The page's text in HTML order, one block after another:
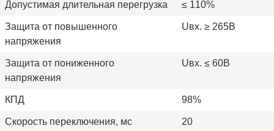
Допустимая длительная перегрузка ≤ 110%
Защита от повышенного
напряжения
Uвх. ≥ 265В
Защита от пониженного
напряжения
Uвх. ≤ 60В
КПД 98%
Скорость переключения, мс 20